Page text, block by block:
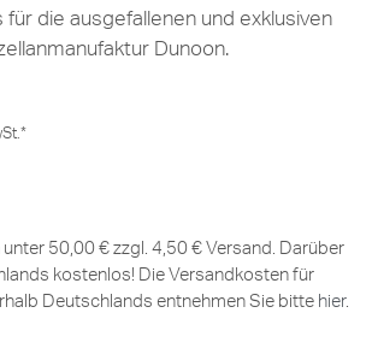
für die ausgefallenen und exklusiven
Dunoon.
50,00 € zzgl. 4,50 € Versand. Darüber
kostenlos! Die Versandkosten für
Deutschlands entnehmen Sie bitte hier.